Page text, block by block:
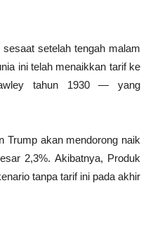
setelah tengah malam
ini telah menaikkan tarif ke
tahun 1930 — yang
Trump akan mendorong naik
2,3%. Akibatnya, Produk
tanpa tarif ini pada akhir